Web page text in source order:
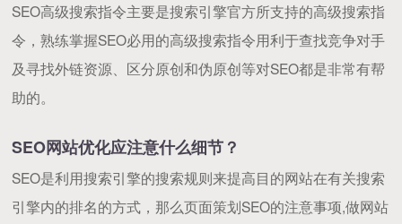
SEO高级搜索指令主要是搜索引擎官方所支持的高级搜索指
令，熟练掌握SEO必用的高级搜索指令用利于查找竞争对手
及寻找外链资源、区分原创和伪原创等对SEO都是非常有帮
助的。
SEO网站优化应注意什么细节？
SEO是利用搜索引擎的搜索规则来提高目的网站在有关搜索
引擎内的排名的方式，那么页面策划SEO的注意事项,做网站